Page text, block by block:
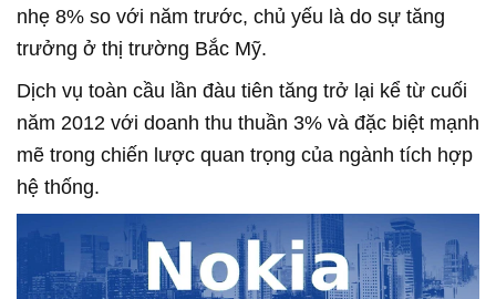
nhẹ 8% so với năm trước, chủ yếu là do sự tăng
trưởng ở thị trường Bắc Mỹ.
Dịch vụ toàn cầu lần đàu tiên tăng trở lại kể từ cuối
năm 2012 với doanh thu thuần 3% và đặc biệt mạnh
mẽ trong chiến lược quan trọng của ngành tích hợp
hệ thống.